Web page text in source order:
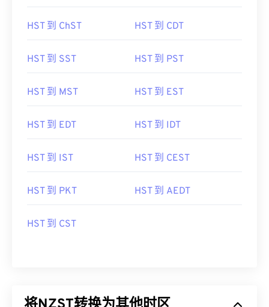
HST 到 ChST HST 到 CDT
HST 到 SST HST 到 PST
HST 到 MST HST 到 EST
HST 到 EDT HST 到 IDT
HST 到 IST HST 到 CEST
HST 到 PKT HST 到 AEDT
HST 到 CST